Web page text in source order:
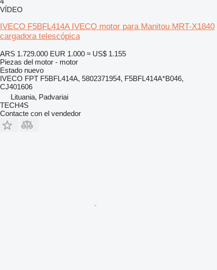
VÍDEO
IVECO F5BFL414A IVECO motor para Manitou MRT-X1840
cargadora telescópica
ARS 1.729.000 EUR 1.000 ≈ US$ 1.155
Piezas del motor - motor
Estado nuevo
IVECO FPT F5BFL414A, 5802371954, F5BFL414A*B046,
CJ401606
Lituania, Padvariai
TECH4S
Contacte con el vendedor